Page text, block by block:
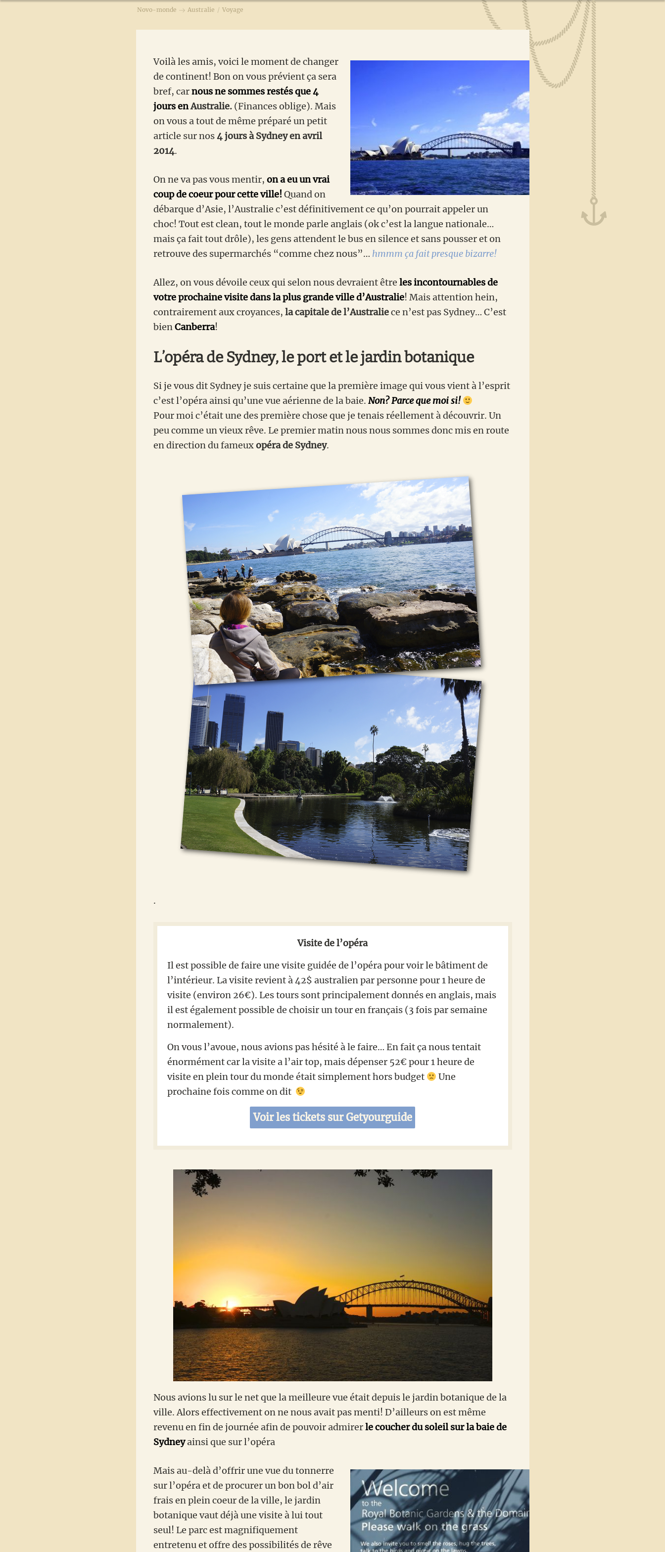
Novo-monde Australie / Voyage
Voilà les amis, voici le moment de changer
de continent! Bon on vous prévient ça sera
bref, carnous ne sommesrestés que 4
jours enAustralie.(Finances oblige). Mais
on vous a tout de même préparé un petit
article sur nos4 jours à Sydney en avril
2014.
On ne va pas vous mentir, on a eu un vrai
coup de coeur pour cette ville!Quand on
débarque d’Asie, l’Australie c’est définitivement ce qu’on pourrait appeler un
choc! Tout est clean, tout le monde parle anglais (ok c’est la langue nationale…
mais ça fait tout drôle), les gens attendent le bus en silence et sans pousser et on
retrouve des supermarchés “comme chez nous”… hmmm ça fait presque bizarre!
Allez, on vous dévoile ceux qui selon nous devraient être les incontournables de
votre prochaine visite dans la plus grande ville d’Australie! Mais attention hein,
contrairement aux croyances, la capitale de l’Australiece n’est pas Sydney… C’est
bienCanberra!
L’opéra de Sydney, le port et le jardin botanique
Si je vous dit Sydney je suis certaine que la première image qui vous vient à l’esprit
c’est l’opéra ainsi qu’une vue aérienne de la baie. Non? Parce que moi si!
Pour moi c’était une des première chose que je tenais réellement à découvrir. Un
peu comme un vieux rêve. Le premier matin nous nous sommes donc mis en route
en direction du fameuxopéra de Sydney.
.
Visite de l’opéra
Il est possible de faire une visite guidée de l’opéra pour voir le bâtiment de
l’intérieur. La visite revient à 42$ australien par personne pour 1 heure de
visite (environ 26€). Les tours sont principalement donnés en anglais, mais
il est également possible de choisir un tour en français (3 fois par semaine
normalement).
On vous l’avoue, nous avions pas hésité à le faire… En fait ça nous tentait
énormément car la visite a l’air top, mais dépenser 52€ pour 1 heure de
visite en plein tour du monde était simplement hors budget
Une
prochaine fois comme on dit
Voir les tickets sur Getyourguide
Nous avions lu sur le net que la meilleure vue était depuis le jardin botanique de la
ville. Alors effectivement on ne nous avait pas menti! D’ailleurs on est même
revenu en fin de journée afin de pouvoir admirerle coucher du soleil sur la baie de
Sydneyainsi que sur l’opéra
Mais au-delà d’offrir une vue du tonnerre
sur l’opéra et de procurer un bon bol d’air
frais en plein coeur de la ville, le jardin
botanique vaut déjà une visite à lui tout
seul! Le parc est magnifiquement
entretenu et offre des possibilités de rêve